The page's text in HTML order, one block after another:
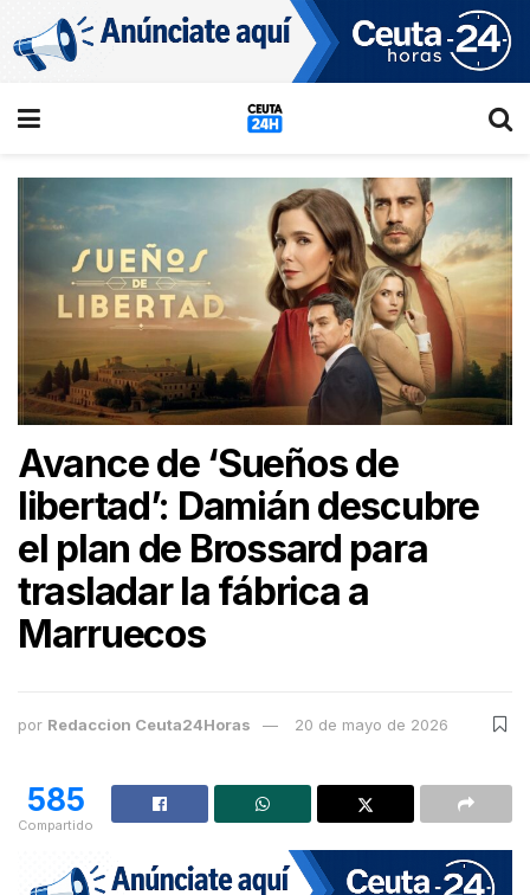
Avance de ‘Sueños de
libertad’: Damián descubre
el plan de Brossard para
trasladar la fábrica a
Marruecos
por Redaccion Ceuta24Horas 20 de mayo de 2026
585
Compartido